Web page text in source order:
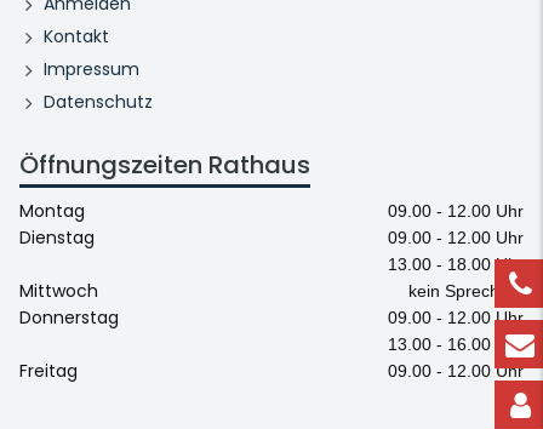
Kontakt
Impressum
Datenschutz
Öffnungszeiten Rathaus
Montag 09.00 - 12.00 Uhr
Dienstag
09.00 - 12.00 Uhr
13.00 - 18.00 Uhr
Mittwoch kein Sprechtag
Donnerstag
09.00 - 12.00 Uhr
13.00 - 16.00 Uhr
Freitag 09.00 - 12.00 Uhr